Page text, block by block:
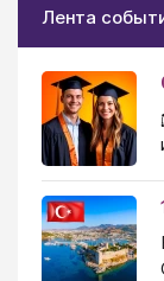
Лента